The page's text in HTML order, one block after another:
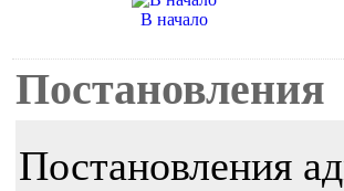
В начало
Постановления
Постановления